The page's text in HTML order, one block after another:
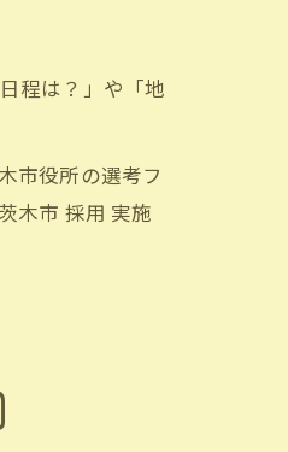
程は？」や「地
市役所の選考フ
木市 採用 実施